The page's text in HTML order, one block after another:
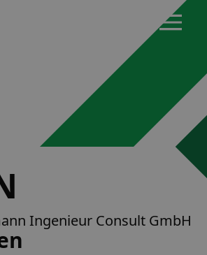
Ingenieur Consult GmbH